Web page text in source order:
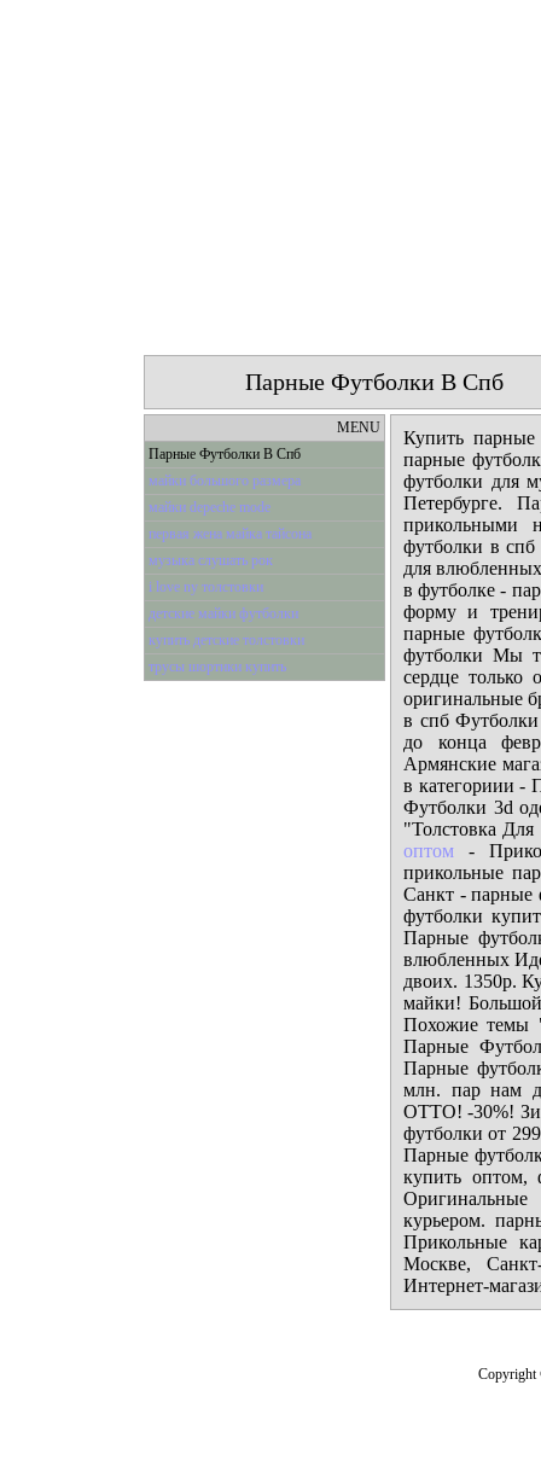
Парные Футболки В Спб
MENU
Парные Футболки В Спб
майки большого размера
майки depeche mode
первая жена майка тайсона
музыка слушать рок
i love ny толстовки
детские майки футболки
купить детские толстовки
трусы шортики купить
Купить
парные
футболки для
Петербурге.
прикольными
футболки в
для
в футболке -
форму и
парные
футболки Мы
сердце
оригинальные
в спб Футболки
до конца
Армянские
в категориии -
Футболки 3d
"Толстовка
оптом -
прикольные
Санкт - парные
футболки
Парные
влюбленных
двоих. 1350р.
майки!
Похожие темы
Парные
Парные
млн. пар нам
ОТТО! -30%!
футболки от
Парные
купить оптом,
Оригинальные
курьером.
Прикольные
Москве,
Интернет-
Copyright